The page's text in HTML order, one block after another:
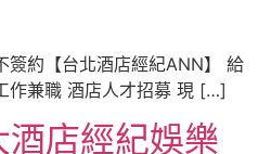
簽約【台北酒店經紀ANN】 給
作兼職 酒店人才招募 現 […]
店經紀娛樂